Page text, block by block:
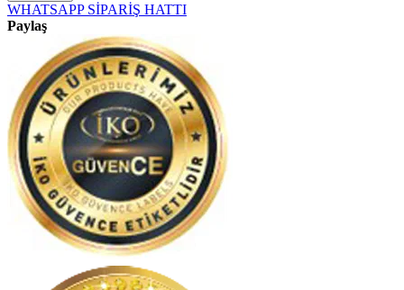
WHATSAPP SİPARİŞ HATTI
Paylaş